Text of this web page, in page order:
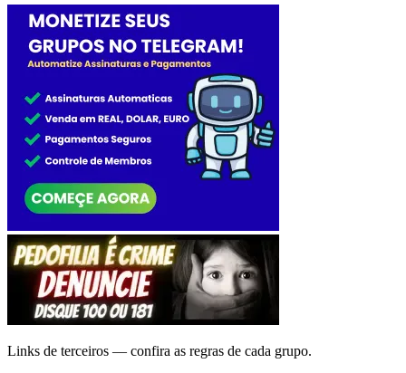
Links de terceiros — confira as regras de cada grupo.